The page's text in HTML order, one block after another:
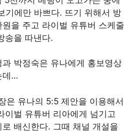
기에만 바쁘다. 뜨기 위해서 방
을 주고 라이벌 유튜버 스케줄
송을 따낸다.
박정숙은 유나에게 홍보영상
데…
은 유나의 5:5 제안을 이용해서
이벌 유튜버 리아에게 넘기고
배신한다. 그때 채널 개설을